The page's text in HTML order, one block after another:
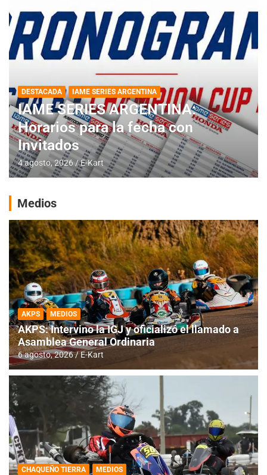
DESTACADA INFORME CENTRAL RMC BUENOS AIRES
RMC BUENOS AIRES: Cerró una
jornada histórica en Baradero
4 agosto, 2026 E-Kart
Medios
AKPS MEDIOS
AKPS: Intervino la IGJ y oficializó el llamado a
Asamblea General Ordinaria
6 agosto, 2026 E-Kart
CHAQUEÑO TIERRA MEDIOS